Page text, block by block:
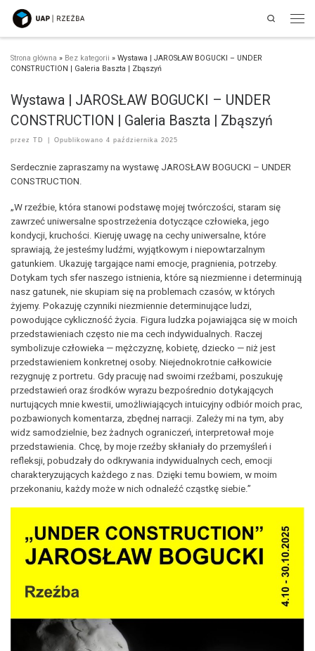
Przejdź do treści
Search
Strona główna » Bez kategorii » Wystawa | JAROSŁAW BOGUCKI – UNDER
CONSTRUCTION | Galeria Baszta | Zbąszyń
Wystawa | JAROSŁAW BOGUCKI – UNDER
CONSTRUCTION | Galeria Baszta | Zbąszyń
przez TD Opublikowano 4 października 2025
Serdecznie zapraszamy na wystawę JAROSŁAW BOGUCKI – UNDER
CONSTRUCTION.
„W rzeźbie, która stanowi podstawę mojej twórczości, staram się
zawrzeć uniwersalne spostrzeżenia dotyczące człowieka, jego
kondycji, kruchości. Kieruję uwagę na cechy uniwersalne, które
sprawiają, że jesteśmy ludźmi, wyjątkowym i niepowtarzalnym
gatunkiem. Ukazuję targające nami emocje, pragnienia, potrzeby.
Dotykam tych sfer naszego istnienia, które są niezmienne i determinują
nasz gatunek, nie skupiam się na problemach czasów, w których
żyjemy. Pokazuję czynniki niezmiennie determinujące ludzi,
powodujące cykliczność życia. Figura ludzka pojawiająca się w moich
przedstawieniach często nie ma cech indywidualnych. Raczej
symbolizuje człowieka — mężczyznę, kobietę, dziecko — niż jest
przedstawieniem konkretnej osoby. Niejednokrotnie całkowicie
rezygnuję z portretu. Gdy pracuję nad swoimi rzeźbami, poszukuję
przedstawień oraz środków wyrazu bezpośrednio dotykających
nurtujących mnie kwestii, umożliwiających intuicyjny odbiór moich prac,
pozbawionych komentarza, zbędnej narracji. Zależy mi na tym, aby
widz samodzielnie, bez żadnych ograniczeń, interpretował moje
przedstawienia. Chcę, by moje rzeźby skłaniały do przemyśleń i
refleksji, pobudzały do odkrywania indywidualnych cech, emocji
charakteryzujących każdego z nas. Dzięki temu bowiem, w moim
przekonaniu, każdy może w nich odnaleźć cząstkę siebie.”